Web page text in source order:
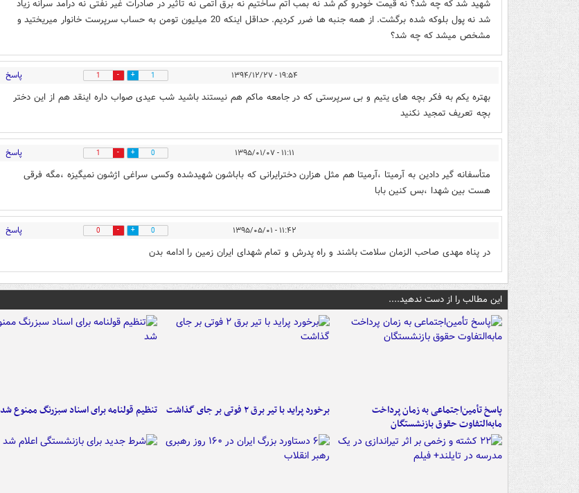
شهید شد که چه شد؟ نه قیمت خودرو کم شد نه بمب اتم ساختیم نه برق اتمی نه تاثیر در صادرات غیر نفتی نه درامد سرانه زیاد
شد نه پول بلوکه شده برگشت. از همه جنبه ها ضرر کردیم. حداقل اینکه 20 میلیون تومن به حساب سرپرست خانوار میریختید و
مشخص میشد که چه شد؟
۱۹:۵۴ - ۱۳۹۴/۱۲/۲۷ 1
1 پاسخ
بهتره یکم به فکر بچه های یتیم و بی سرپرستی که در جامعه ماکم هم نیستند باشید شب عیدی صواب داره اینقد هم از این دختر
بچه تعریف تمجید نکنید
۱۱:۱۱ - ۱۳۹۵/۰۱/۰۷ 0
1 پاسخ
متأسفانه گیر دادین به آرمیتا ،آرمیتا هم مثل هزارن دخترایرانی که باباشون شهیدشده وکسی سراغی اژشون نمیگیزه ،مگه فرقی
هست بین شهدا ،بس کنین بابا
۱۱:۴۲ - ۱۳۹۵/۰۵/۰۱ 0
0 پاسخ
در پناه مهدی صاحب الزمان سلامت باشند و راه پدرش و تمام شهدای ایران زمین را ادامه بدن
این مطالب را از دست ندهید....
پاسخ تأمین‌اجتماعی به زمان پرداخت
مابه‌التفاوت حقوق بازنشستگان
برخورد پراید با تیر برق ۲ فوتی بر جای گذاشت تنظیم قولنامه برای اسناد سبزرنگ ممنوع شد